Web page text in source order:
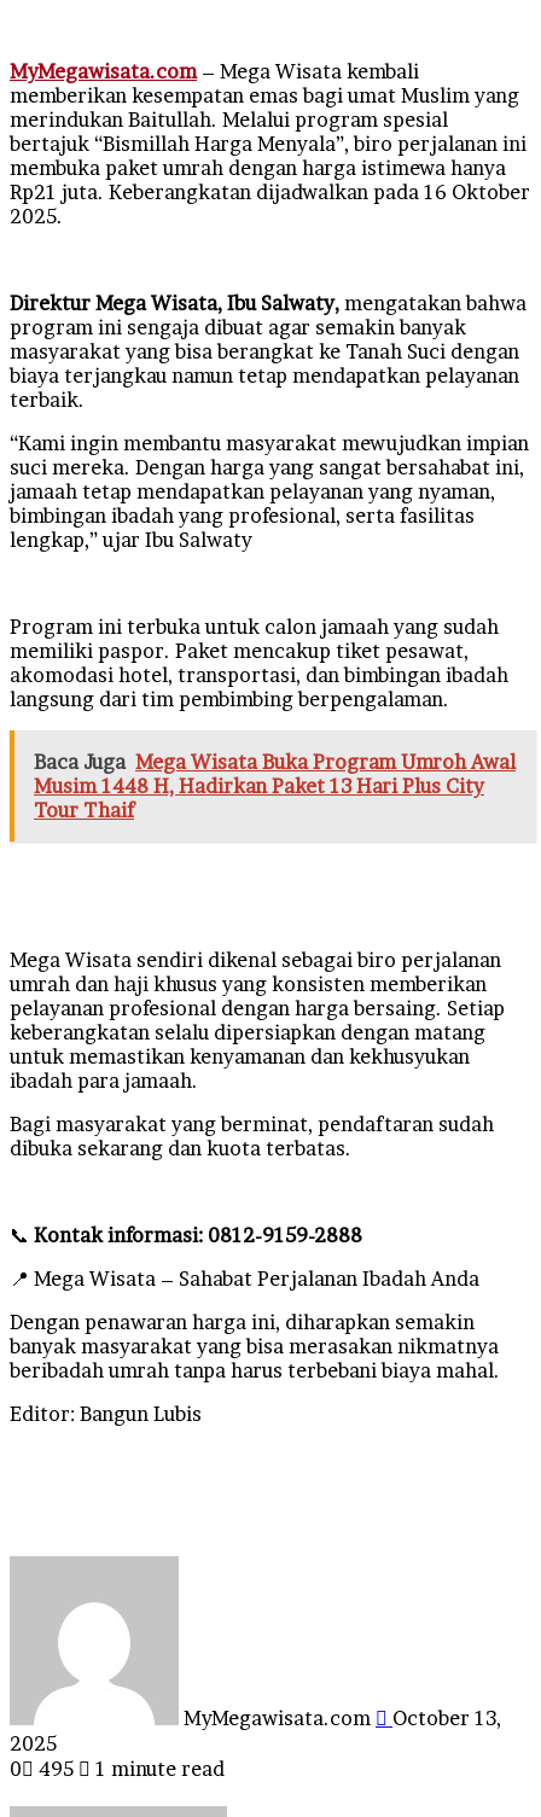
MyMegawisata.com– Mega Wisata kembali
memberikan kesempatan emas bagi umat Muslim yang
merindukan Baitullah. Melalui program spesial
bertajuk “Bismillah Harga Menyala”, biro perjalanan ini
membuka paket umrah dengan harga istimewa hanya
Rp21 juta. Keberangkatan dijadwalkan pada 16 Oktober
2025.
Direktur Mega Wisata, Ibu Salwaty, mengatakan bahwa
program ini sengaja dibuat agar semakin banyak
masyarakat yang bisa berangkat ke Tanah Suci dengan
biaya terjangkau namun tetap mendapatkan pelayanan
terbaik.
“Kami ingin membantu masyarakat mewujudkan impian
suci mereka. Dengan harga yang sangat bersahabat ini,
jamaah tetap mendapatkan pelayanan yang nyaman,
bimbingan ibadah yang profesional, serta fasilitas
lengkap,” ujar Ibu Salwaty
Program ini terbuka untuk calon jamaah yang sudah
memiliki paspor. Paket mencakup tiket pesawat,
akomodasi hotel, transportasi, dan bimbingan ibadah
langsung dari tim pembimbing berpengalaman.
Baca Juga Mega Wisata Buka Program Umroh Awal
Musim 1448 H, Hadirkan Paket 13 Hari Plus City
Tour Thaif
Mega Wisata sendiri dikenal sebagai biro perjalanan
umrah dan haji khusus yang konsisten memberikan
pelayanan profesional dengan harga bersaing. Setiap
keberangkatan selalu dipersiapkan dengan matang
untuk memastikan kenyamanan dan kekhusyukan
ibadah para jamaah.
Bagi masyarakat yang berminat, pendaftaran sudah
dibuka sekarang dan kuota terbatas.
📞 Kontak informasi: 0812-9159-2888
📍 Mega Wisata – Sahabat Perjalanan Ibadah Anda
Dengan penawaran harga ini, diharapkan semakin
banyak masyarakat yang bisa merasakan nikmatnya
beribadah umrah tanpa harus terbebani biaya mahal.
Editor: Bangun Lubis
MyMegawisata.com
October 13,
2025
0
495 1 minute read